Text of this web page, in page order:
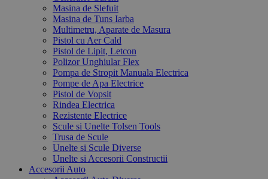
Masina de Slefuit
Masina de Tuns Iarba
Multimetru, Aparate de Masura
Pistol cu Aer Cald
Pistol de Lipit, Letcon
Polizor Unghiular Flex
Pompa de Stropit Manuala Electrica
Pompe de Apa Electrice
Pistol de Vopsit
Rindea Electrica
Rezistente Electrice
Scule si Unelte Tolsen Tools
Trusa de Scule
Unelte si Scule Diverse
Unelte si Accesorii Constructii
Accesorii Auto